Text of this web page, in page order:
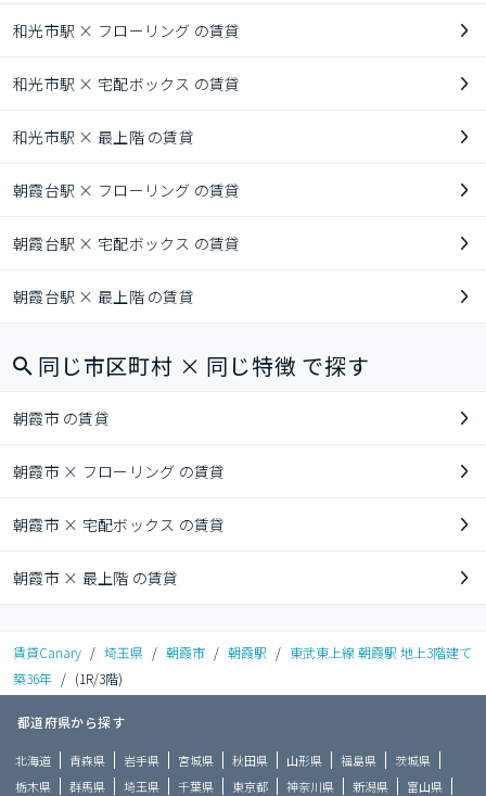
和光市駅 × フローリング の賃貸
和光市駅 × 宅配ボックス の賃貸
和光市駅 × 最上階 の賃貸
朝霞台駅 × フローリング の賃貸
朝霞台駅 × 宅配ボックス の賃貸
朝霞台駅 × 最上階 の賃貸
同じ市区町村 × 同じ特徴 で探す
朝霞市 の賃貸
朝霞市 × フローリング の賃貸
朝霞市 × 宅配ボックス の賃貸
朝霞市 × 最上階 の賃貸
賃貸Canary / 埼玉県 / 朝霞市 / 朝霞駅 / 東武東上線 朝霞駅 地上3階建て
築36年 / (1R/3階)
都道府県から探す
北海道 青森県 岩手県 宮城県 秋田県 山形県 福島県
茨城県
栃木県
群馬県 埼玉県 千葉県 東京都 神奈川県 新潟県
富山県